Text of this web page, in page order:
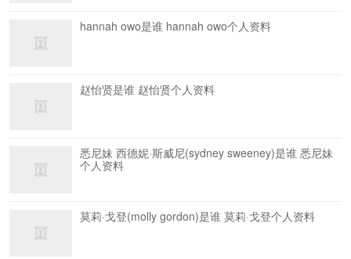
hannah owo是谁 hannah owo个人资料
赵怡贤是谁 赵怡贤个人资料
悉尼妹 西德妮·斯威尼(sydney sweeney)是谁 悉尼妹
个人资料
莫莉·戈登(molly gordon)是谁 莫莉·戈登个人资料